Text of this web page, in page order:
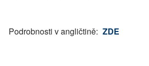
Podrobnosti v angličtině: ZDE